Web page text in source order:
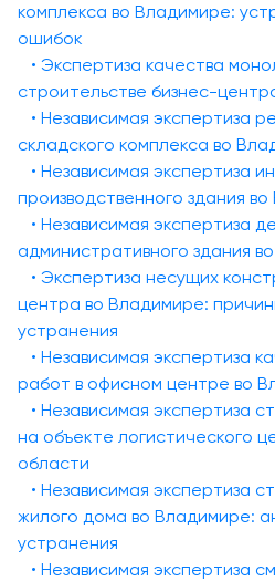
комплекса во Владимире:
ошибок
• Экспертиза качества
строительстве бизнес-
• Независимая экспертиза
складского комплекса во
• Независимая экспертиза
производственного здания
• Независимая экспертиза
административного здания
• Экспертиза несущих
центра во Владимире:
устранения
• Независимая экспертиза
работ в офисном центре во
• Независимая экспертиза
на объекте логистического
области
• Независимая экспертиза
жилого дома во Владимире:
устранения
• Независимая экспертиза